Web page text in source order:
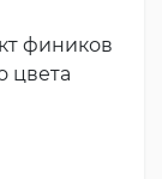
фиников
цвета